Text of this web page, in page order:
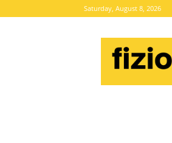
Saturday, August 8, 2026